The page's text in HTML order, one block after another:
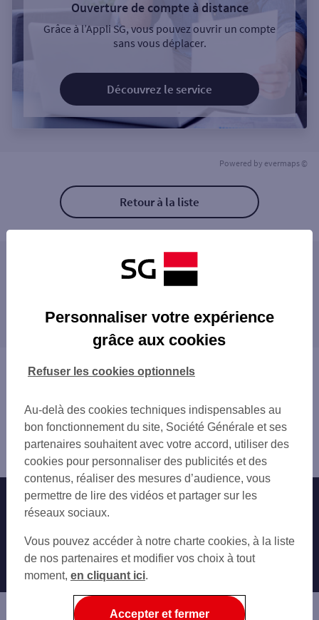
Ouverture de compte à distance
Grâce à l’Appli SG, vous pouvez ouvrir un compte
sans vous déplacer.
Découvrez le service
Powered by evermaps ©
Retour à la liste
Les distributeurs/automates à proximité
MORLAIX 13 PL DES JACOBINS
ST POL DE LEON 58 RUE CADIOU
LANDIVISIAU 28 RUE PINVIDIC
proximité
Vous êtes ici : Accueil
Morlaix
Distributeur/automate MORLAIX 1 PL DES VIARMES
Nos engagements Nous contacter
Autres sites SG
Professionnels
Entreprises
Associations
Personnaliser votre expérience
grâce aux cookies
Au-delà des cookies techniques indispensables au
bon fonctionnement du site, Société Générale et ses
partenaires souhaitent avec votre accord, utiliser des
cookies pour personnaliser des publicités et des
contenus, réaliser des mesures d’audience, vous
permettre de lire des vidéos et partager sur les
réseaux sociaux.
Vous pouvez accéder à notre charte cookies, à la liste
de nos partenaires et modifier vos choix à tout
moment, en cliquant ici.
Refuser les cookies optionnels
Accepter et fermer